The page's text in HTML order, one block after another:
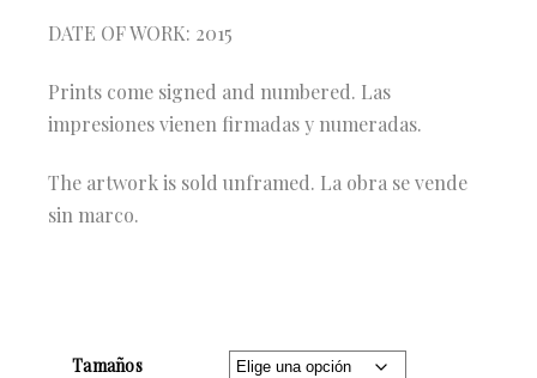
DATE OF WORK: 2015
Prints come signed and numbered. Las
impresiones vienen firmadas y numeradas.
The artwork is sold unframed. La obra se vende
sin marco.
Tamaños